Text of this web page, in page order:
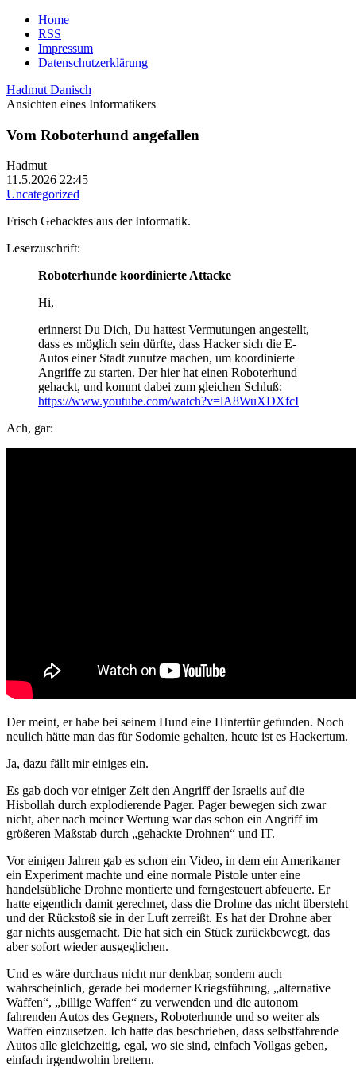
Home
RSS
Impressum
Datenschutzerklärung
Hadmut Danisch
Ansichten eines Informatikers
Vom Roboterhund angefallen
Hadmut
11.5.2026 22:45
Uncategorized
Frisch Gehacktes aus der Informatik.
Leserzuschrift:
Roboterhunde koordinierte Attacke
Hi,
erinnerst Du Dich, Du hattest Vermutungen angestellt,
dass es möglich sein dürfte, dass Hacker sich die E-
Autos einer Stadt zunutze machen, um koordinierte
Angriffe zu starten. Der hier hat einen Roboterhund
gehackt, und kommt dabei zum gleichen Schluß:
https://www.youtube.com/watch?v=lA8WuXDXfcI
Ach, gar:
Der meint, er habe bei seinem Hund eine Hintertür gefunden. Noch
neulich hätte man das für Sodomie gehalten, heute ist es Hackertum.
Ja, dazu fällt mir einiges ein.
Es gab doch vor einiger Zeit den Angriff der Israelis auf die
Hisbollah durch explodierende Pager. Pager bewegen sich zwar
nicht, aber nach meiner Wertung war das schon ein Angriff im
größeren Maßstab durch „gehackte Drohnen“ und IT.
Vor einigen Jahren gab es schon ein Video, in dem ein Amerikaner
ein Experiment machte und eine normale Pistole unter eine
handelsübliche Drohne montierte und ferngesteuert abfeuerte. Er
hatte eigentlich damit gerechnet, dass die Drohne das nicht übersteht
und der Rückstoß sie in der Luft zerreißt. Es hat der Drohne aber
gar nichts ausgemacht. Die hat sich ein Stück zurückbewegt, das
aber sofort wieder ausgeglichen.
Und es wäre durchaus nicht nur denkbar, sondern auch
wahrscheinlich, gerade bei moderner Kriegsführung, „alternative
Waffen“, „billige Waffen“ zu verwenden und die autonom
fahrenden Autos des Gegners, Roboterhunde und so weiter als
Waffen einzusetzen. Ich hatte das beschrieben, dass selbstfahrende
Autos alle gleichzeitig, egal, wo sie sind, einfach Vollgas geben,
einfach irgendwohin brettern.